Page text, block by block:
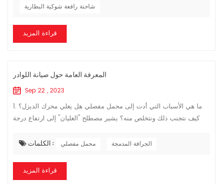
شاحنة رافعة شوكية البطارية
قراءة المزيد
المعرفة العامة حول صيانة اللوادر
Sep 22 , 2023
1. ما هي الأسباب التي أدت إلى محمل مفصلي هل يغلي محرك الديزل؟
كيف نتجنب ذلك ونتخلص منه؟ يشير مصطلح "الغليان" إلى ارتفاع درجة
وتصاعد البخار ...الكلمات : محمل مفصلي الجرافة المدمجة
قراءة المزيد